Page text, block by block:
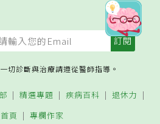
切診斷與治療請遵從醫師指導。
精選專題 疾病百科
退休力
頁
專欄作家